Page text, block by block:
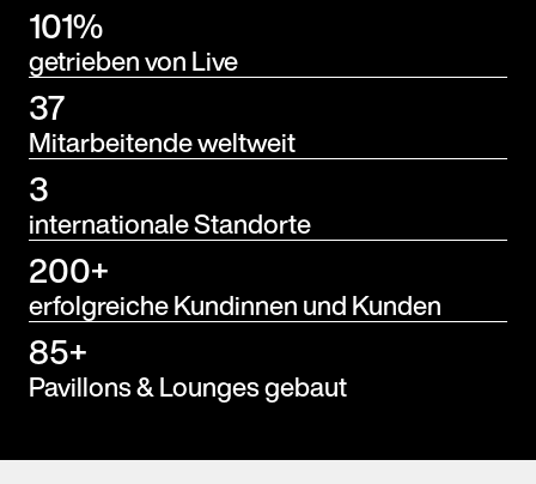
101%
getrieben von Live
37
Mitarbeitende weltweit
3
internationale Standorte
200+
erfolgreiche Kundinnen und Kunden
85+
Pavillons & Lounges gebaut